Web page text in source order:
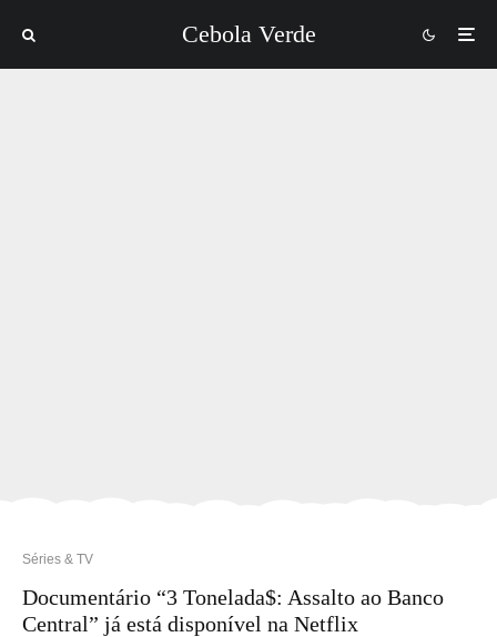
Cebola Verde
Séries & TV
Documentário “3 Tonelada$: Assalto ao Banco
Central” já está disponível na Netflix